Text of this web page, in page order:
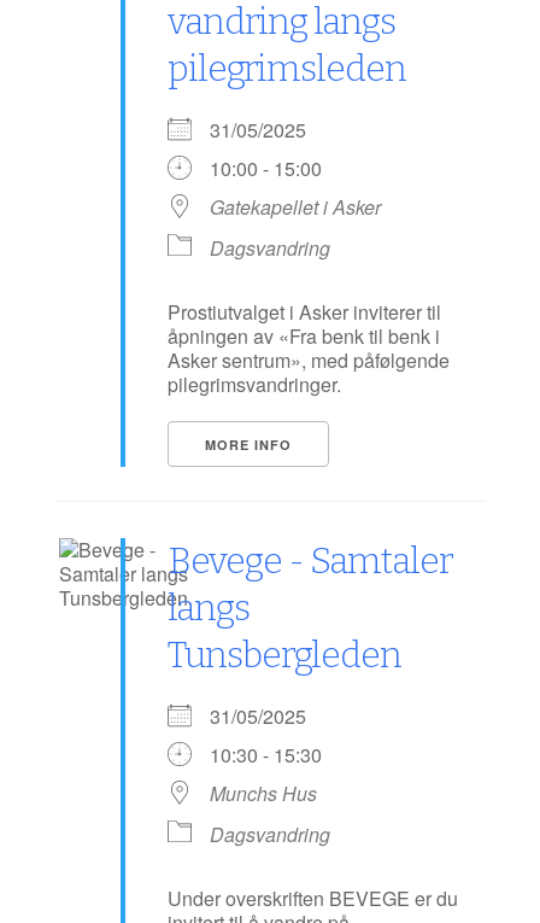
vandring langs
pilegrimsleden
31/05/2025
10:00 - 15:00
Gatekapellet i Asker
Dagsvandring
Prostiutvalget i Asker inviterer til
åpningen av «Fra benk til benk i
Asker sentrum», med påfølgende
pilegrimsvandringer.
MORE INFO
Bevege - Samtaler
langs
Tunsbergleden
31/05/2025
10:30 - 15:30
Munchs Hus
Dagsvandring
Under overskriften BEVEGE er du